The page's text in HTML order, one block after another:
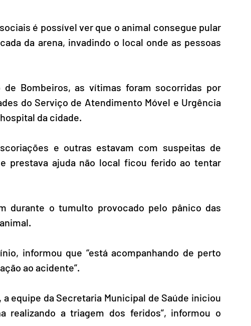
é possível ver que o animal consegue pular
da arena, invadindo o local onde as pessoas
de Bombeiros, as vítimas foram socorridas por
do Serviço de Atendimento Móvel e Urgência
da cidade.
e outras estavam com suspeitas de
prestava ajuda não local ficou ferido ao tentar
durante o tumulto provocado pelo pânico das
informou que “está acompanhando de perto
ao acidente”.
equipe da Secretaria Municipal de Saúde iniciou
realizando a triagem dos feridos”, informou o